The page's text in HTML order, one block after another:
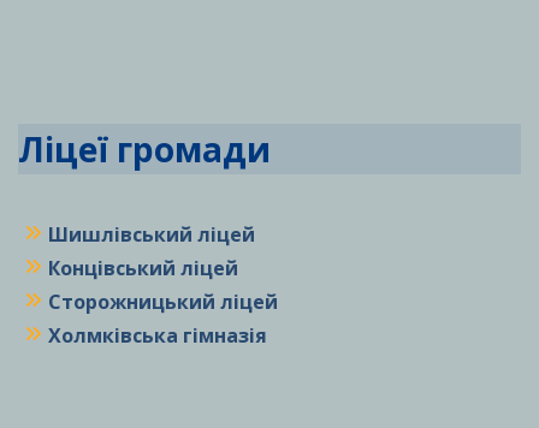
Ліцеї громади
Шишлівський ліцей
Концівський ліцей
Сторожницький ліцей
Холмківська гімназія